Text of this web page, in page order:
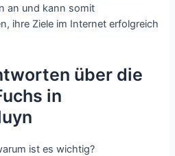
an und kann somit
ihre Ziele im Internet erfolgreich
über die
in
ist es wichtig?